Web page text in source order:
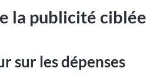
la publicité ciblée
sur les dépenses